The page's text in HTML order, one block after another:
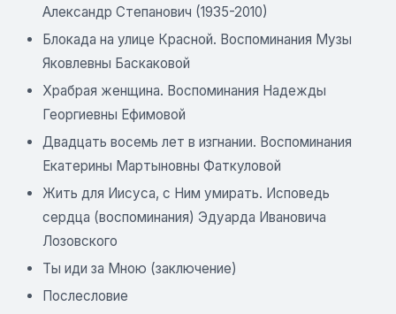
Александр Степанович (1935-2010)
Блокада на улице Красной. Воспоминания Музы
Яковлевны Баскаковой
Храбрая женщина. Воспоминания Надежды
Георгиевны Ефимовой
Двадцать восемь лет в изгнании. Воспоминания
Екатерины Мартыновны Фаткуловой
Жить для Иисуса, с Ним умирать. Исповедь
сердца (воспоминания) Эдуарда Ивановича
Лозовского
Ты иди за Мною (заключение)
Послесловие